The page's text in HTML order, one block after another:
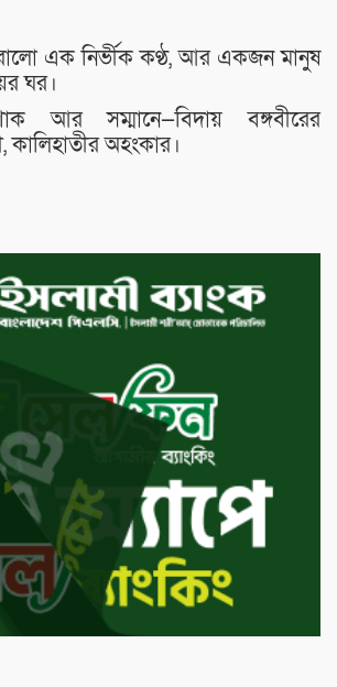
এক নির্ভীক কণ্ঠ, আর একজন মানুষ
ঘর।
আর সম্মানে—বিদায় বঙ্গবীরের
কালিহাতীর অহংকার।